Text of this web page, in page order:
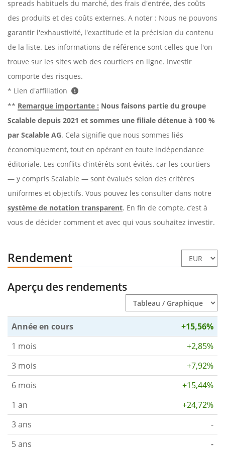
spreads habituels du marché, des frais d'entrée, des coûts
des produits et des coûts externes. A noter : Nous ne pouvons
garantir l'exhaustivité, l'exactitude et la précision du contenu
de la liste. Les informations de référence sont celles que l'on
trouve sur les sites web des courtiers en ligne. Investir
comporte des risques.
* Lien d'affiliation
** Remarque importante : Nous faisons partie du groupe
Scalable depuis 2021 et sommes une filiale détenue à 100 %
par Scalable AG. Cela signifie que nous sommes liés
économiquement, tout en opérant en toute indépendance
éditoriale. Les conflits d’intérêts sont évités, car les courtiers
— y compris Scalable — sont évalués selon des critères
uniformes et objectifs. Vous pouvez les consulter dans notre
système de notation transparent. En fin de compte, c’est à
vous de décider comment et avec qui vous souhaitez investir.
Rendement
Aperçu des rendements
Année en cours
+15,56%
1 mois
+2,85%
3 mois
+7,92%
6 mois
+15,44%
1 an
+24,72%
3 ans
-
5 ans
-